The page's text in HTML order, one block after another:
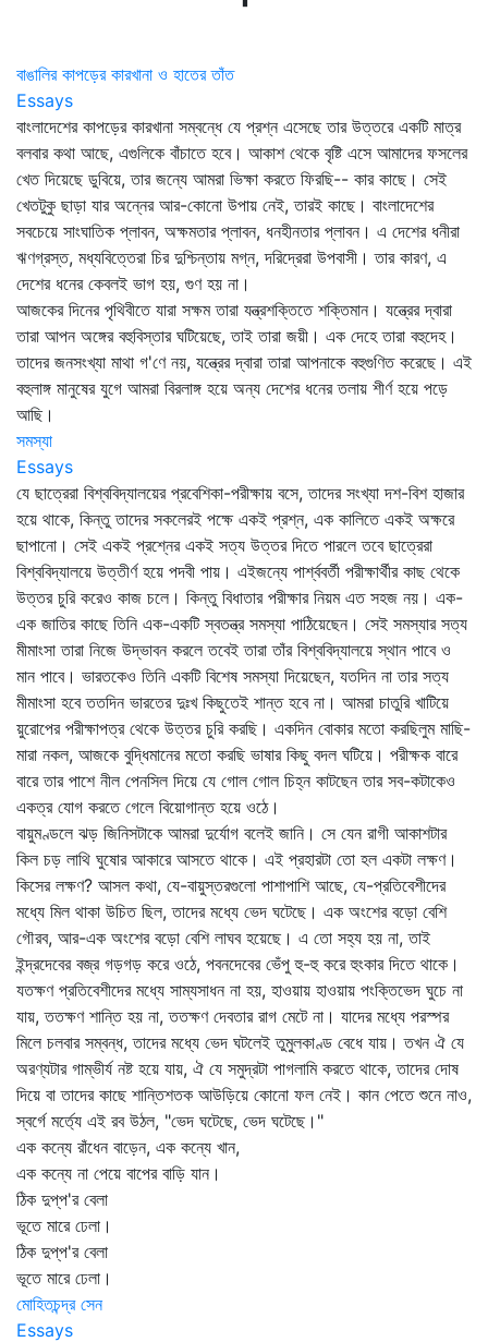
বাঙালির কাপড়ের কারখানা ও হাতের তাঁত
Essays
বাংলাদেশের কাপড়ের কারখানা সম্বন্ধে যে প্রশ্ন এসেছে তার উত্তরে একটি মাত্র
বলবার কথা আছে, এগুলিকে বাঁচাতে হবে। আকাশ থেকে বৃষ্টি এসে আমাদের ফসলের
খেত দিয়েছে ডুবিয়ে, তার জন্যে আমরা ভিক্ষা করতে ফিরছি-- কার কাছে। সেই
খেতটুকু ছাড়া যার অন্নের আর-কোনো উপায় নেই, তারই কাছে। বাংলাদেশের
সবচেয়ে সাংঘাতিক প্লাবন, অক্ষমতার প্লাবন, ধনহীনতার প্লাবন। এ দেশের ধনীরা
ঋণগ্রস্ত, মধ্যবিত্তেরা চির দুশ্চিন্তায় মগ্ন, দরিদ্রেরা উপবাসী। তার কারণ, এ
দেশের ধনের কেবলই ভাগ হয়, গুণ হয় না।
আজকের দিনের পৃথিবীতে যারা সক্ষম তারা যন্ত্রশক্তিতে শক্তিমান। যন্ত্রের দ্বারা
তারা আপন অঙ্গের বহুবিস্তার ঘটিয়েছে, তাই তারা জয়ী। এক দেহে তারা বহুদেহ।
তাদের জনসংখ্যা মাথা গ'ণে নয়, যন্ত্রের দ্বারা তারা আপনাকে বহুগুণিত করেছে। এই
বহুলাঙ্গ মানুষের যুগে আমরা বিরলাঙ্গ হয়ে অন্য দেশের ধনের তলায় শীর্ণ হয়ে পড়ে
আছি।
সমস্যা
Essays
যে ছাত্রেরা বিশ্ববিদ্যালয়ের প্রবেশিকা-পরীক্ষায় বসে, তাদের সংখ্যা দশ-বিশ হাজার
হয়ে থাকে, কিন্তু তাদের সকলেরই পক্ষে একই প্রশ্ন, এক কালিতে একই অক্ষরে
ছাপানো। সেই একই প্রশ্নের একই সত্য উত্তর দিতে পারলে তবে ছাত্রেরা
বিশ্ববিদ্যালয়ে উত্তীর্ণ হয়ে পদবী পায়। এইজন্যে পার্শ্ববর্তী পরীক্ষার্থীর কাছ থেকে
উত্তর চুরি করেও কাজ চলে। কিন্তু বিধাতার পরীক্ষার নিয়ম এত সহজ নয়। এক-
এক জাতির কাছে তিনি এক-একটি স্বতন্ত্র সমস্যা পাঠিয়েছেন। সেই সমস্যার সত্য
মীমাংসা তারা নিজে উদ্ভাবন করলে তবেই তারা তাঁর বিশ্ববিদ্যালয়ে স্থান পাবে ও
মান পাবে। ভারতকেও তিনি একটি বিশেষ সমস্যা দিয়েছেন, যতদিন না তার সত্য
মীমাংসা হবে ততদিন ভারতের দুঃখ কিছুতেই শান্ত হবে না। আমরা চাতুরি খাটিয়ে
য়ুরোপের পরীক্ষাপত্র থেকে উত্তর চুরি করছি। একদিন বোকার মতো করছিলুম মাছি-
মারা নকল, আজকে বুদ্ধিমানের মতো করছি ভাষার কিছু বদল ঘটিয়ে। পরীক্ষক বারে
বারে তার পাশে নীল পেনসিল দিয়ে যে গোল গোল চিহ্ন কাটছেন তার সব-কটাকেও
একত্র যোগ করতে গেলে বিয়োগান্ত হয়ে ওঠে।
বায়ুমণ্ডলে ঝড় জিনিসটাকে আমরা দুর্যোগ বলেই জানি। সে যেন রাগী আকাশটার
কিল চড় লাথি ঘুষোর আকারে আসতে থাকে। এই প্রহারটা তো হল একটা লক্ষণ।
কিসের লক্ষণ? আসল কথা, যে-বায়ুস্তরগুলো পাশাপাশি আছে, যে-প্রতিবেশীদের
মধ্যে মিল থাকা উচিত ছিল, তাদের মধ্যে ভেদ ঘটেছে। এক অংশের বড়ো বেশি
গৌরব, আর-এক অংশের বড়ো বেশি লাঘব হয়েছে। এ তো সহ্য হয় না, তাই
ইন্দ্রদেবের বজ্র গড়গড় করে ওঠে, পবনদেবের ভেঁপু হু-হু করে হুংকার দিতে থাকে।
যতক্ষণ প্রতিবেশীদের মধ্যে সাম্যসাধন না হয়, হাওয়ায় হাওয়ায় পংক্তিভেদ ঘুচে না
যায়, ততক্ষণ শান্তি হয় না, ততক্ষণ দেবতার রাগ মেটে না। যাদের মধ্যে পরস্পর
মিলে চলবার সম্বন্ধ, তাদের মধ্যে ভেদ ঘটলেই তুমুলকাণ্ড বেধে যায়। তখন ঐ যে
অরণ্যটার গাম্ভীর্য নষ্ট হয়ে যায়, ঐ যে সমুদ্রটা পাগলামি করতে থাকে, তাদের দোষ
দিয়ে বা তাদের কাছে শান্তিশতক আউড়িয়ে কোনো ফল নেই। কান পেতে শুনে নাও,
স্বর্গে মর্ত্যে এই রব উঠল, "ভেদ ঘটেছে, ভেদ ঘটেছে।"
এক কন্যে রাঁধেন বাড়েন, এক কন্যে খান,
এক কন্যে না পেয়ে বাপের বাড়ি যান।
ঠিক দুপ্‌প'র বেলা
ভূতে মারে ঢেলা।
ঠিক দুপ্‌প'র বেলা
ভূতে মারে ঢেলা।
মোহিতচন্দ্র সেন
Essays